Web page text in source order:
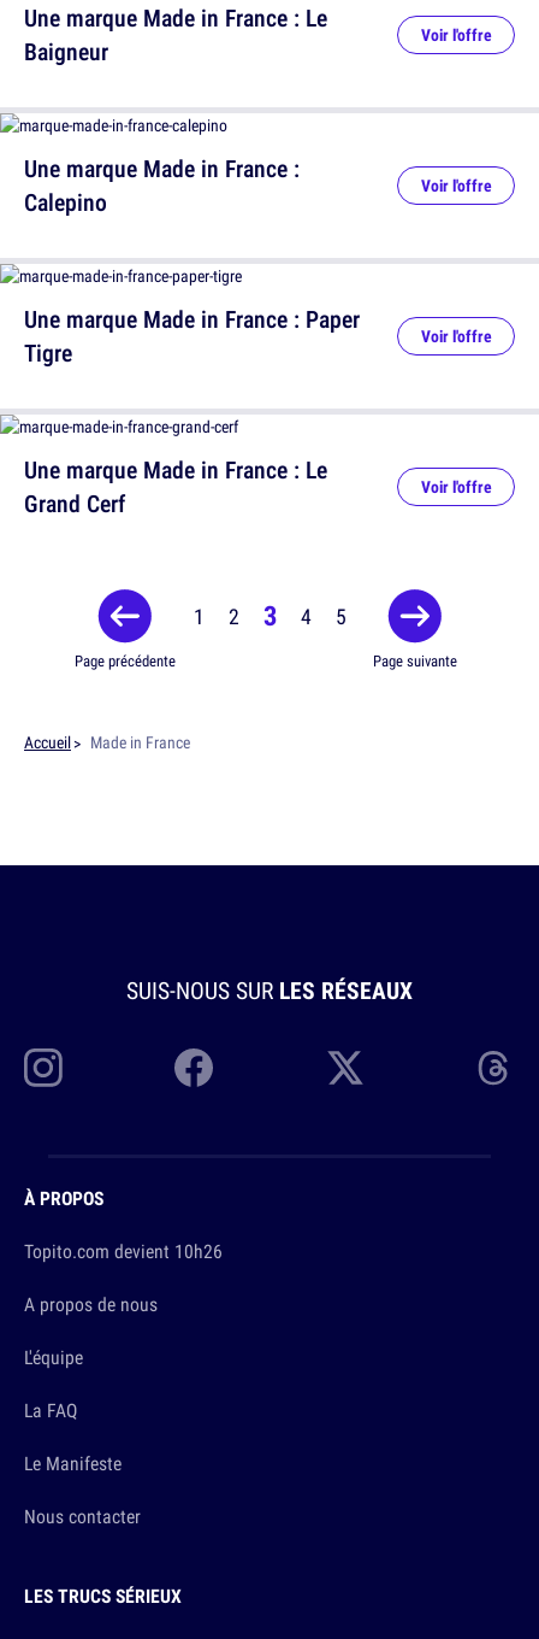
Une marque Made in France : Le
Baigneur
Voir l'offre
Une marque Made in France : Paper
Tigre
Voir l'offre
Une marque Made in France :
Calepino
Voir l'offre
Une marque Made in France : Le
Grand Cerf
Voir l'offre
Page précédente
1 2 3 4 5
Page suivante
Accueil Made in France
SUIS-NOUS SUR LES RÉSEAUX
À PROPOS
Topito.com devient 10h26
A propos de nous
L'équipe
La FAQ
Le Manifeste
Nous contacter
LES TRUCS SÉRIEUX